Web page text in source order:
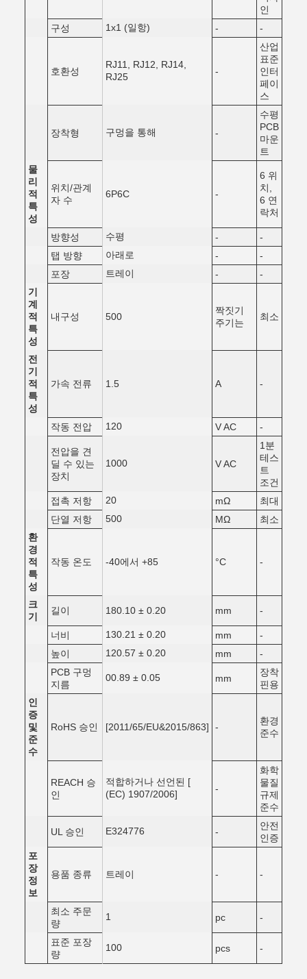
인
구성
1x1 (일항) - -
호환성
RJ11, RJ12, RJ14,
RJ25
-
산업
표준
인터
페이
스
장착형 구멍을 통해 -
수평
PCB
마운
트
물
리
적
특
성
위치/관계
자 수
6P6C -
6 위
치,
6 연
락처
방향성 수평 -
-
탭 방향
아래로 -
-
포장
트레이 -
-
기
계
적
특
성
내구성 500
짝짓기
주기는
최소
전
기
적
특
성
가속 전류 1.5 A -
작동 전압 120 V AC -
전압을 견
딜 수 있는
장치
1000 V AC
1분
테스
트
조건
접촉 저항
20 mΩ
최대
단열 저항
500 MΩ
최소
환
경
적
특
성
작동 온도 -40에서 +85 °C -
크
기
길이 180.10 ± 0.20 mm -
너비 130.21 ± 0.20 mm
-
높이
120.57 ± 0.20 mm
-
PCB 구멍
지름
00.89 ± 0.05 mm
장착
핀용
인
증
및
준
수
RoHS 승인 [2011/65/EU&2015/863] -
환경
준수
REACH 승
인
적합하거나 선언된 [
(EC) 1907/2006]
-
화학
물질
규제
준수
UL 승인 E324776 -
안전
인증
포
장
정
보
용품 종류 트레이 - -
최소 주문
량
1 pc -
표준 포장
량
100 pcs -